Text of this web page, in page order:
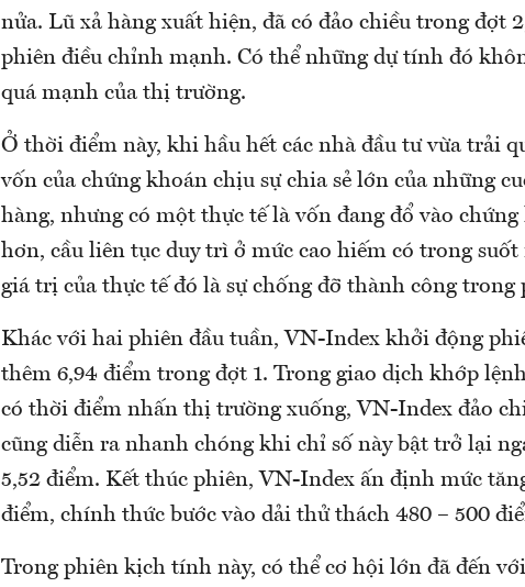
nửa. Lũ xả hàng xuất hiện, đã có đảo chiều trong đợt
phiên điều chỉnh mạnh. Có thể những dự tính đó
quá mạnh của thị trường.
Ở thời điểm này, khi hầu hết các nhà đầu tư vừa trải
vốn của chứng khoán chịu sự chia sẻ lớn của những
hàng, nhưng có một thực tế là vốn đang đổ vào
hơn, cầu liên tục duy trì ở mức cao hiếm có trong
giá trị của thực tế đó là sự chống đỡ thành công trong
Khác với hai phiên đầu tuần, VN-Index khởi động
thêm 6,94 điểm trong đợt 1. Trong giao dịch khớp
có thời điểm nhấn thị trường xuống, VN-Index đảo
cũng diễn ra nhanh chóng khi chỉ số này bật trở lại
5,52 điểm. Kết thúc phiên, VN-Index ấn định mức
điểm, chính thức bước vào dải thử thách 480 – 500
Trong phiên kịch tính này, có thể cơ hội lớn đã đến